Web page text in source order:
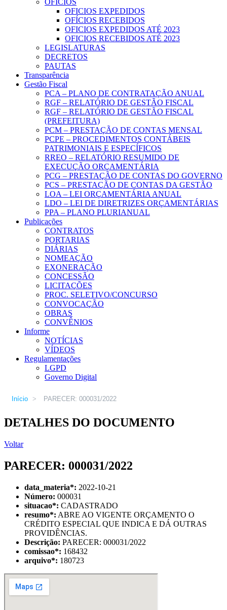
OFICIOS
OFICIOS EXPEDIDOS
OFÍCIOS RECEBIDOS
OFICIOS EXPEDIDOS ATÉ 2023
OFICIOS RECEBIDOS ATÉ 2023
LEGISLATURAS
DECRETOS
PAUTAS
Transparência
Gestão Fiscal
PCA – PLANO DE CONTRATAÇÃO ANUAL
RGF – RELATÓRIO DE GESTÃO FISCAL
RGF – RELATÓRIO DE GESTÃO FISCAL
(PREFEITURA)
PCM – PRESTAÇÃO DE CONTAS MENSAL
PCPE – PROCEDIMENTOS CONTÁBEIS
PATRIMONIAIS E ESPECÍFICOS
RREO – RELATÓRIO RESUMIDO DE
EXECUÇÃO ORÇAMENTÁRIA
PCG – PRESTAÇÃO DE CONTAS DO GOVERNO
PCS – PRESTAÇÃO DE CONTAS DA GESTÃO
LOA – LEI ORÇAMENTÁRIA ANUAL
LDO – LEI DE DIRETRIZES ORÇAMENTÁRIAS
PPA – PLANO PLURIANUAL
Publicações
CONTRATOS
PORTARIAS
DIÁRIAS
NOMEAÇÃO
EXONERAÇÃO
CONCESSÃO
LICITAÇÕES
PROC. SELETIVO/CONCURSO
CONVOCAÇÃO
OBRAS
CONVÊNIOS
Informe
NOTÍCIAS
VÍDEOS
Regulamentações
LGPD
Governo Digital
Início > PARECER: 000031/2022
DETALHES DO DOCUMENTO
Voltar
PARECER: 000031/2022
data_materia*: 2022-10-21
Número: 000031
situacao*: CADASTRADO
resumo*: ABRE AO VIGENTE ORÇAMENTO O
CRÉDITO ESPECIAL QUE INDICA E DÁ OUTRAS
PROVIDÊNCIAS.
Descrição: PARECER: 000031/2022
comissao*: 168432
arquivo*: 180723